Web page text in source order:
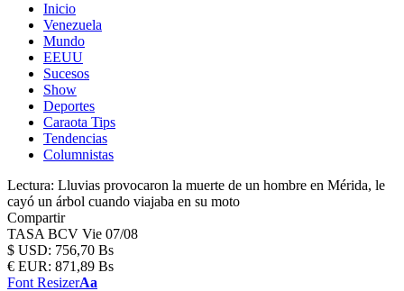
Inicio
Venezuela
Mundo
EEUU
Sucesos
Show
Deportes
Caraota Tips
Tendencias
Columnistas
Lectura: Lluvias provocaron la muerte de un hombre en Mérida, le
cayó un árbol cuando viajaba en su moto
Compartir
TASA BCV Vie 07/08
$ USD: 756,70 Bs
€ EUR: 871,89 Bs
Font ResizerAa